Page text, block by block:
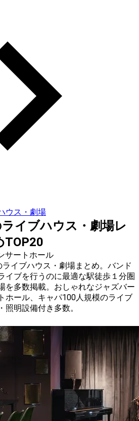
ウス・劇場
イブハウス・劇場レ
TOP20
サートホール
イブハウス・劇場まとめ。バンド
イブを行うのに最適な駅徒歩１分圏
を多数掲載。おしゃれなジャズバー
ホール、キャパ100人規模のライブ
明設備付き多数。